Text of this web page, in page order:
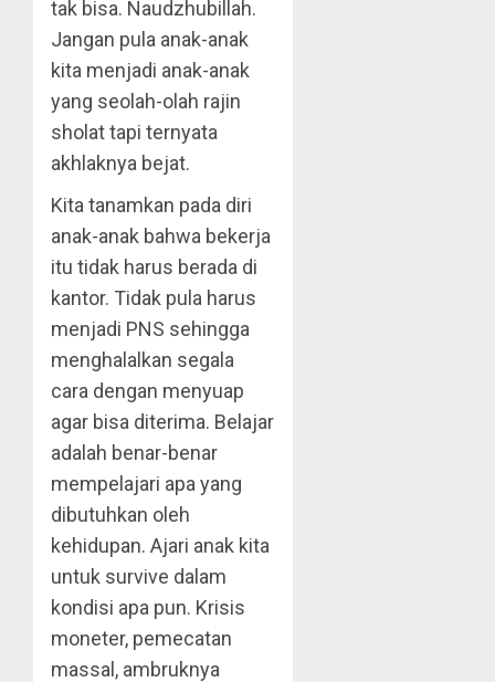
tak bisa. Naudzhubillah.
Jangan pula anak-anak
kita menjadi anak-anak
yang seolah-olah rajin
sholat tapi ternyata
akhlaknya bejat.
Kita tanamkan pada diri
anak-anak bahwa bekerja
itu tidak harus berada di
kantor. Tidak pula harus
menjadi PNS sehingga
menghalalkan segala
cara dengan menyuap
agar bisa diterima. Belajar
adalah benar-benar
mempelajari apa yang
dibutuhkan oleh
kehidupan. Ajari anak kita
untuk survive dalam
kondisi apa pun. Krisis
moneter, pemecatan
massal, ambruknya